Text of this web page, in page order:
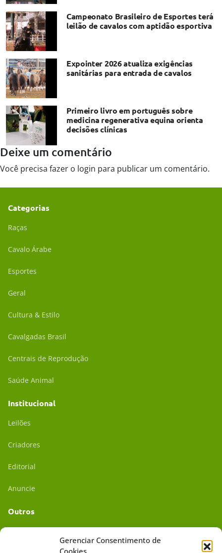
Gerenciar Consentimento de
Cookies
Campeonato Brasileiro de Esportes terá
leilão de cavalos com aptidão esportiva
Expointer 2026 atualiza exigências
sanitárias para entrada de cavalos
Primeiro livro em português sobre
medicina regenerativa equina orienta
decisões clínicas
Deixe um comentário
Você precisa fazer o login para publicar um comentário.
Categorias
Raças
Cavalo Árabe
Esportes
Geral
Cultura & Estilo
Cavalgadas Brasil
Centrais de Reprodução
Saúde Animal
Institucional
Leilões
Criadores
Editorial
Anuncie
Outros